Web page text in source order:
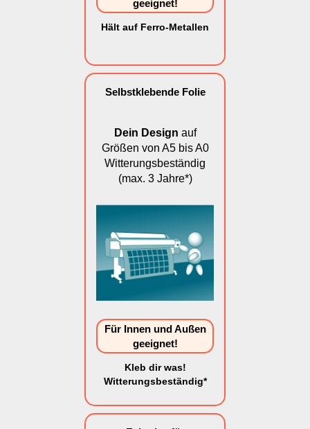
geeignet!
Hält auf Ferro-Metallen
Selbstklebende Folie
Dein Design auf
Größen von A5 bis A0
Witterungsbeständig
(max. 3 Jahre*)
Für Innen und Außen
geeignet!
Kleb dir was!
Witterungsbeständig*